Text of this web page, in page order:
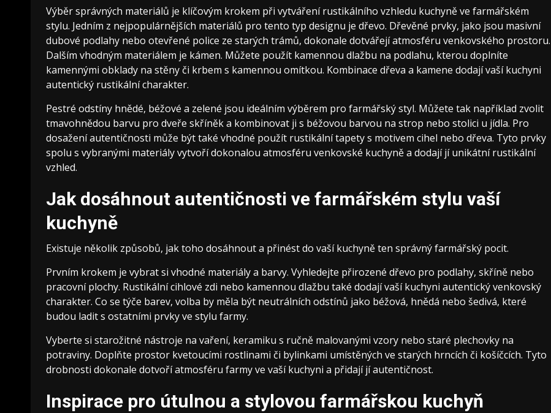
Výběr správných materiálů je klíčovým krokem při vytváření rustikálního vzhledu kuchyně ve farmářském
stylu. Jedním z nejpopulárnějších materiálů pro tento typ designu je dřevo. Dřevěné prvky, jako jsou masivní
dubové podlahy nebo otevřené police ze starých trámů, dokonale dotvářejí atmosféru venkovského prostoru.
Dalším vhodným materiálem je kámen. Můžete použít kamennou dlažbu na podlahu, kterou doplníte
kamennými obklady na stěny či krbem s kamennou omítkou. Kombinace dřeva a kamene dodají vaší kuchyni
autentický rustikální charakter.
Pestré odstíny hnědé, béžové a zelené jsou ideálním výběrem pro farmářský styl. Můžete tak například zvolit
tmavohnědou barvu pro dveře skříněk a kombinovat ji s béžovou barvou na strop nebo stolici u jídla. Pro
dosažení autentičnosti může být také vhodné použít rustikální tapety s motivem cihel nebo dřeva. Tyto prvky
spolu s vybranými materiály vytvoří dokonalou atmosféru venkovské kuchyně a dodají jí unikátní rustikální
vzhled.
Jak dosáhnout autentičnosti ve farmářském stylu vaší
kuchyně
Existuje několik způsobů, jak toho dosáhnout a přinést do vaší kuchyně ten správný farmářský pocit.
Prvním krokem je vybrat si vhodné materiály a barvy. Vyhledejte přirozené dřevo pro podlahy, skříně nebo
pracovní plochy. Rustikální cihlové zdi nebo kamennou dlažbu také dodají vaší kuchyni autentický venkovský
charakter. Co se týče barev, volba by měla být neutrálních odstínů jako béžová, hnědá nebo šedivá, které
budou ladit s ostatními prvky ve stylu farmy.
Vyberte si starožitné nástroje na vaření, keramiku s ručně malovanými vzory nebo staré plechovky na
potraviny. Doplňte prostor kvetoucími rostlinami či bylinkami umístěných ve starých hrncích či košíčcích. Tyto
drobnosti dokonale dotvoří atmosféru farmy ve vaší kuchyni a přidají jí autentičnost.
Inspirace pro útulnou a stylovou farmářskou kuchyň